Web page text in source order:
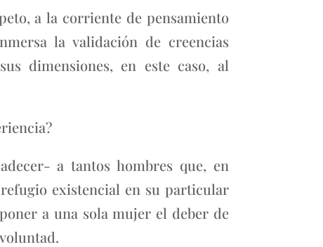
a la corriente de pensamiento
la validación de creencias
dimensiones, en este caso, al
a tantos hombres que, en
existencial en su particular
a una sola mujer el deber de